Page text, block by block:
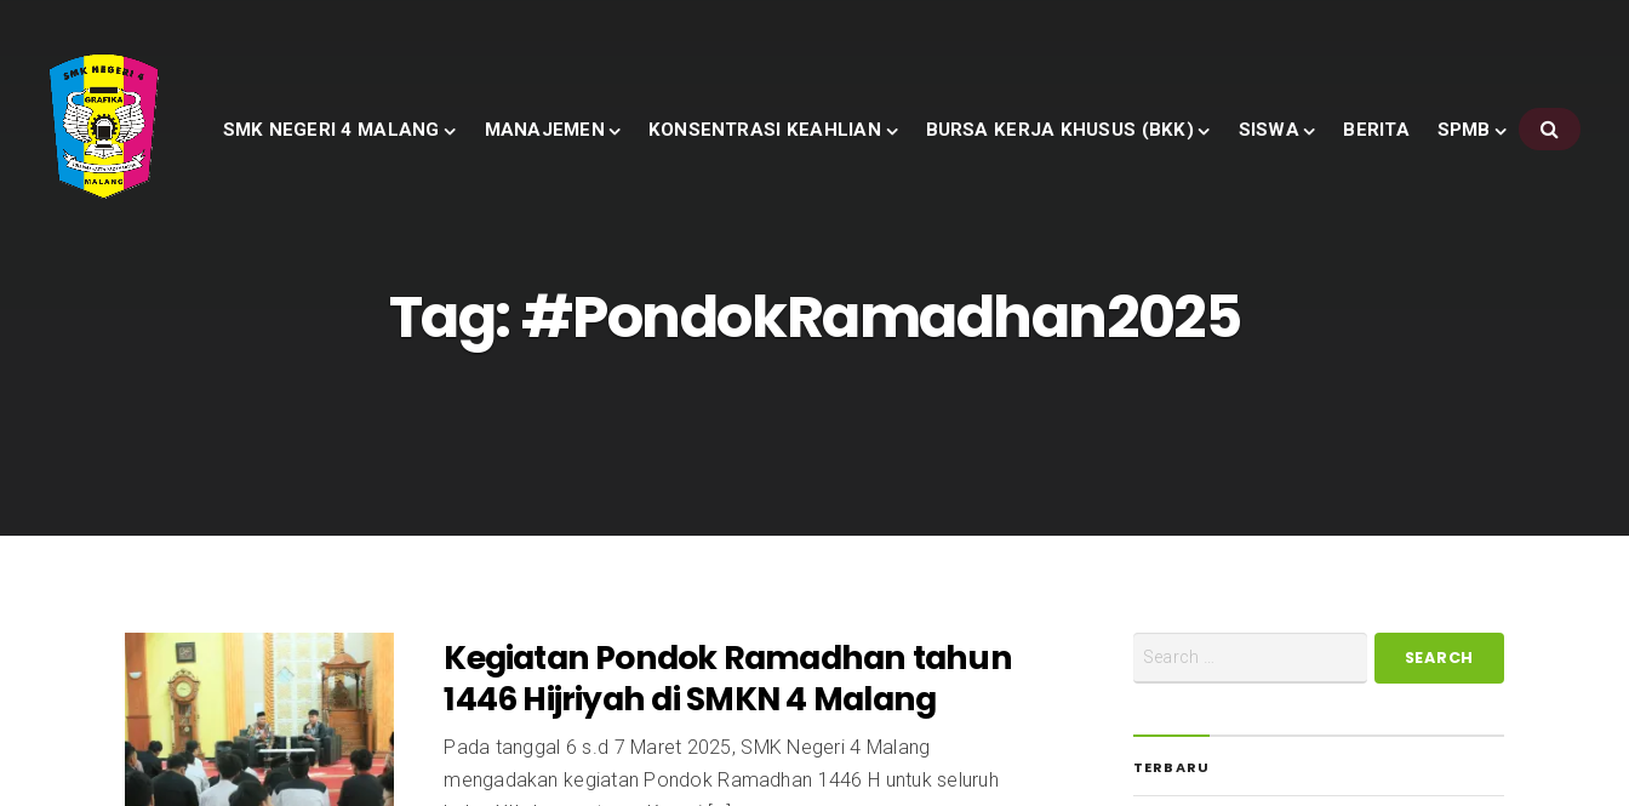
SMK NEGERI 4 MALANG MANAJEMEN KONSENTRASI KEAHLIAN BURSA KERJA KHUSUS (BKK) SISWA BERITA SPMB
Tag:#PondokRamadhan2025
Kegiatan Pondok Ramadhan tahun
1446 Hijriyah di SMKN 4 Malang
Pada tanggal 6 s.d 7 Maret 2025, SMK Negeri 4 Malang
mengadakan kegiatan Pondok Ramadhan 1446 H untuk seluruh
TERBARU